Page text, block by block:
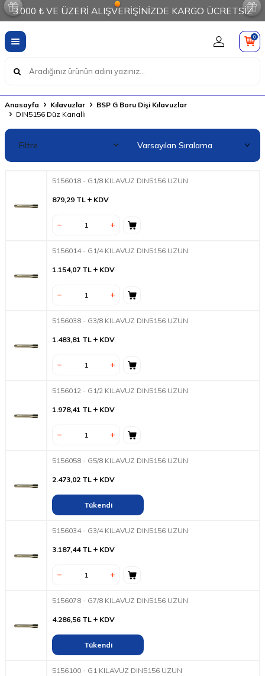
3.000 ₺ VE ÜZERİ ALIŞVERİŞİNİZDE KARGO ÜCRETSİZ
0
Anasayfa Kılavuzlar
BSP G Boru Dişi Kılavuzlar
DIN5156 Düz Kanallı
Filtre
5156018 - G1/8 KILAVUZ DIN5156 UZUN
879,29 TL KDV
5156014 - G1/4 KILAVUZ DIN5156 UZUN
1.154,07 TL KDV
5156038 - G3/8 KILAVUZ DIN5156 UZUN
1.483,81 TL KDV
5156012 - G1/2 KILAVUZ DIN5156 UZUN
1.978,41 TL KDV
5156058 - G5/8 KILAVUZ DIN5156 UZUN
2.473,02 TL KDV
Tükendi
5156034 - G3/4 KILAVUZ DIN5156 UZUN
3.187,44TL KDV
5156078 - G7/8 KILAVUZ DIN5156 UZUN
4.286,56 TL KDV
Tükendi
5156100 - G1 KILAVUZ DIN5156 UZUN